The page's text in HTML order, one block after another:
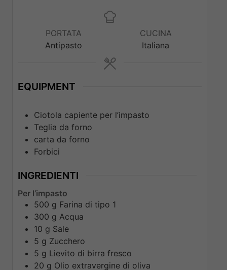
PORTATA
Antipasto
CUCINA
Italiana
EQUIPMENT
Ciotola capiente per l’impasto
Teglia da forno
carta da forno
Forbici
INGREDIENTI
Per l’impasto
500 g Farina di tipo 1
300 g Acqua
10 g Sale
5 g Zucchero
5 g Lievito di birra fresco
20 g Olio extravergine di oliva